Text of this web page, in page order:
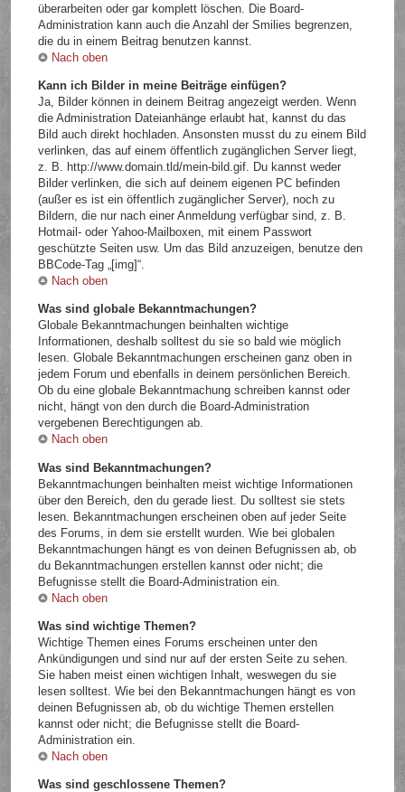
überarbeiten oder gar komplett löschen. Die Board-
Administration kann auch die Anzahl der Smilies begrenzen,
die du in einem Beitrag benutzen kannst.
Nach oben
Kann ich Bilder in meine Beiträge einfügen?
Ja, Bilder können in deinem Beitrag angezeigt werden. Wenn
die Administration Dateianhänge erlaubt hat, kannst du das
Bild auch direkt hochladen. Ansonsten musst du zu einem Bild
verlinken, das auf einem öffentlich zugänglichen Server liegt,
z. B. http://www.domain.tld/mein-bild.gif. Du kannst weder
Bilder verlinken, die sich auf deinem eigenen PC befinden
(außer es ist ein öffentlich zugänglicher Server), noch zu
Bildern, die nur nach einer Anmeldung verfügbar sind, z. B.
Hotmail- oder Yahoo-Mailboxen, mit einem Passwort
geschützte Seiten usw. Um das Bild anzuzeigen, benutze den
BBCode-Tag „[img]“.
Nach oben
Was sind globale Bekanntmachungen?
Globale Bekanntmachungen beinhalten wichtige
Informationen, deshalb solltest du sie so bald wie möglich
lesen. Globale Bekanntmachungen erscheinen ganz oben in
jedem Forum und ebenfalls in deinem persönlichen Bereich.
Ob du eine globale Bekanntmachung schreiben kannst oder
nicht, hängt von den durch die Board-Administration
vergebenen Berechtigungen ab.
Nach oben
Was sind Bekanntmachungen?
Bekanntmachungen beinhalten meist wichtige Informationen
über den Bereich, den du gerade liest. Du solltest sie stets
lesen. Bekanntmachungen erscheinen oben auf jeder Seite
des Forums, in dem sie erstellt wurden. Wie bei globalen
Bekanntmachungen hängt es von deinen Befugnissen ab, ob
du Bekanntmachungen erstellen kannst oder nicht; die
Befugnisse stellt die Board-Administration ein.
Nach oben
Was sind wichtige Themen?
Wichtige Themen eines Forums erscheinen unter den
Ankündigungen und sind nur auf der ersten Seite zu sehen.
Sie haben meist einen wichtigen Inhalt, weswegen du sie
lesen solltest. Wie bei den Bekanntmachungen hängt es von
deinen Befugnissen ab, ob du wichtige Themen erstellen
kannst oder nicht; die Befugnisse stellt die Board-
Administration ein.
Nach oben
Was sind geschlossene Themen?